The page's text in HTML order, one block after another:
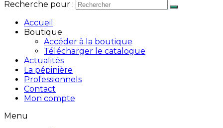
Recherche pour :
Accueil
Boutique
Accéder à la boutique
Télécharger le catalogue
Actualités
La pépinière
Professionnels
Contact
Mon compte
Menu